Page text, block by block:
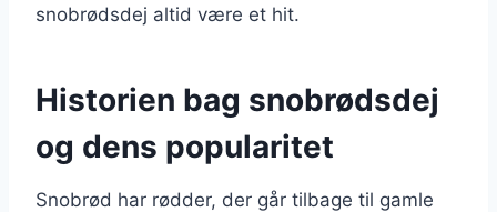
snobrødsdej altid være et hit.
Historien bag snobrødsdej
og dens popularitet
Snobrød har rødder, der går tilbage til gamle